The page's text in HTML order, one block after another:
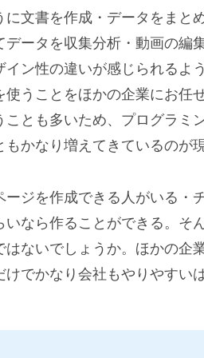
に文書を作成・データをまと
データを収集分析・動画の編
イン性の違いが感じられるよ
使うことをほかの企業にお任
ことも多いため、プログラミ
もかなり増えてきているのが
ージを作成できる人がいる・
いなら作ることができる。そ
はないでしょうか。ほかの
けでかなり会社もやりやすい